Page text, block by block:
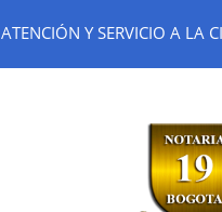
ATENCIÓN Y SERVICIO A LA